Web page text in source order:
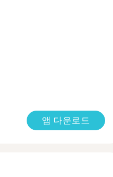
앱 다운로드